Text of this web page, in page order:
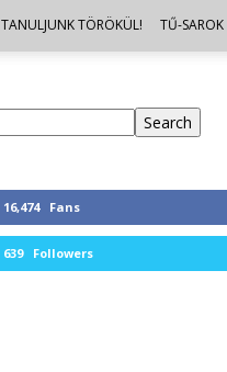
TANULJUNK TÖRÖKÜL! TŰ-SAROK
Search
16,474 Fans
639 Followers